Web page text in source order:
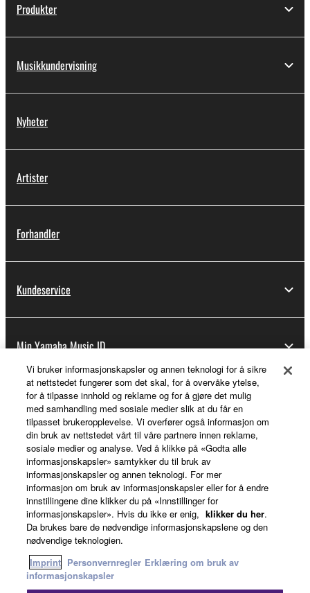
Produkter
Musikkundervisning
Nyheter
Artister
Forhandler
Kundeservice
Min Yamaha Music ID
Om Yamaha
Norge - Norwegian
Virksomhet
Vi bruker informasjonskapsler og annen teknologi for å sikre
at nettstedet fungerer som det skal, for å overvåke ytelse,
for å tilpasse innhold og reklame og for å gjøre det mulig
med samhandling med sosiale medier slik at du får en
tilpasset brukeropplevelse. Vi overfører også informasjon om
din bruk av nettstedet vårt til våre partnere innen reklame,
sosiale medier og analyse. Ved å klikke på «Godta alle
informasjonskapsler» samtykker du til bruk av
informasjonskapsler og annen teknologi. For mer
informasjon om bruk av informasjonskapsler eller for å endre
innstillingene dine klikker du på «Innstillinger for
informasjonskapsler». Hvis du ikke er enig, klikker du her.
Da brukes bare de nødvendige informasjonskapslene og den
nødvendige teknologien.
Imprint Personvernregler Erklæring om bruk av
informasjonskapsler